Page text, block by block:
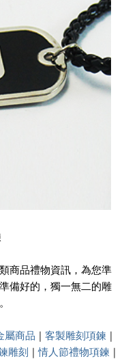
商品禮物資訊，為您準
備好的，獨一無二的雕
屬商品 | 客製雕刻項鍊 |
雕刻 |情人節禮物項鍊 |